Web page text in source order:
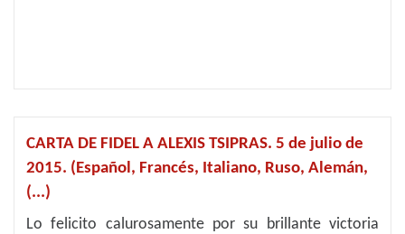
CARTA DE FIDEL A ALEXIS TSIPRAS. 5 de julio de
2015. (Español, Francés, Italiano, Ruso, Alemán,
(...)
Lo felicito calurosamente por su brillante victoria